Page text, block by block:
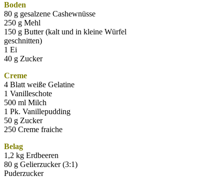
Boden
80 g gesalzene Cashewnüsse
250 g Mehl
150 g Butter (kalt und in kleine Würfel
geschnitten)
1 Ei
40 g Zucker
Creme
4 Blatt weiße Gelatine
1 Vanilleschote
500 ml Milch
1 Pk. Vanillepudding
50 g Zucker
250 Creme fraiche
Belag
1,2 kg Erdbeeren
80 g Gelierzucker (3:1)
Puderzucker